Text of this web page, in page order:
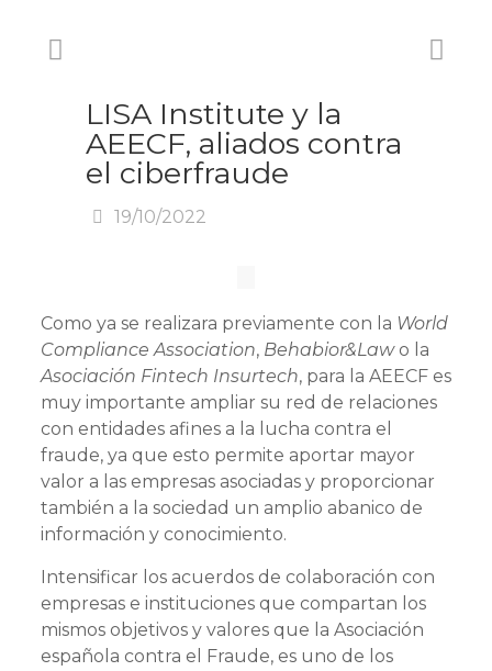
LISA Institute y la
AEECF, aliados contra
el ciberfraude
19/10/2022
Como ya se realizara previamente con la World
Compliance Association, Behabior&Lawo la
Asociación Fintech Insurtech, para la AEECF es
muy importante ampliar su red de relaciones
con entidades afines a la lucha contra el
fraude, ya que esto permite aportar mayor
valor a las empresas asociadas y proporcionar
también a la sociedad un amplio abanico de
información y conocimiento.
Intensificar los acuerdos de colaboración con
empresas e instituciones que compartan los
mismos objetivos y valores que la Asociación
española contra el Fraude, es uno de los